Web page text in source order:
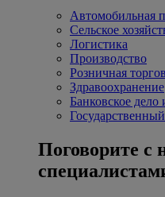
Автомобильная
Сельское
Логистика
Производство
Розничная
Здравоохранение
Банковское
Поговорите с